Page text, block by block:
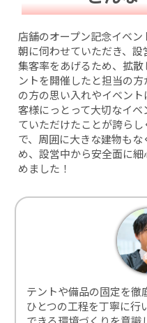
店舗のオープン記念イベ
朝に伺わせていただき、
集客率をあげるため、拡
ントを開催したと担当の
の方の思い入れやイベン
客様にっとって大切なイ
ていただけたことが誇ら
で、周囲に大きな建物も
め、設営中から安全面に
めました！
テントや備品の固定を徹
ひとつの工程を丁寧に行